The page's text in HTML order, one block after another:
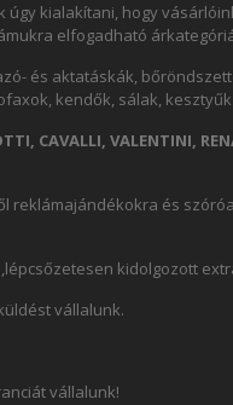
kialakítani, hogy
elfogadható
és aktatáskák,
kendők, sálak,
CAVALLI, VALENTINI,
reklámajándékokra és
kidolgozott
vállalunk.
vállalunk!